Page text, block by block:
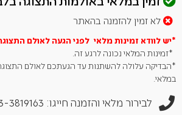
לא זמין להזמנה בהאתר
*יש לוודא זמינות מלאי לפני הגעה לאולם
*זמינות המלאי נכונה לרגע זה.
*הבדיקה עלולה להשתנות עד הגעתכם לאולם
במלאי.
לבירור מלאי והזמנה חייגו: 03-3819163